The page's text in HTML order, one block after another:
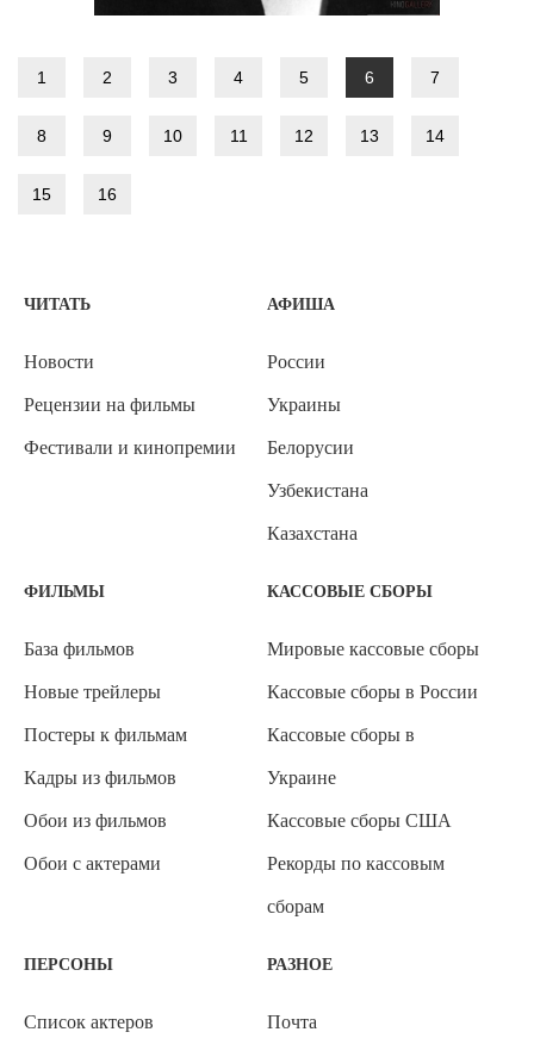
1 2 3 4 5 6 7
8 9 10 11 12 13 14
15 16
ЧИТАТЬ
Новости
Рецензии на фильмы
Фестивали и кинопремии
АФИША
России
Украины
Белорусии
Узбекистана
Казахстана
ФИЛЬМЫ
База фильмов
Новые трейлеры
Постеры к фильмам
Кадры из фильмов
Обои из фильмов
Обои с актерами
КАССОВЫЕ СБОРЫ
Мировые кассовые сборы
Кассовые сборы в России
Кассовые сборы в
Украине
Кассовые сборы США
Рекорды по кассовым
сборам
ПЕРСОНЫ
Список актеров
РАЗНОЕ
Почта